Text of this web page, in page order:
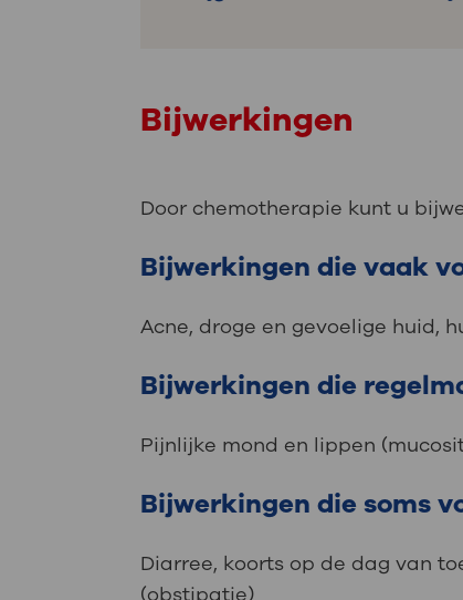
Bijwerkingen
Door chemotherapie kunt u
Bijwerkingen die vaak
Acne, droge en gevoelige huid,
Bijwerkingen die
Pijnlijke mond en lippen
Bijwerkingen die soms
Diarree, koorts op de dag van